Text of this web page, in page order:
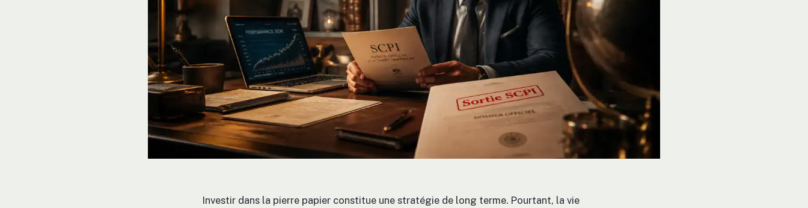
Investir dans la pierre papier constitue une stratégie de long terme. Pourtant, la vie